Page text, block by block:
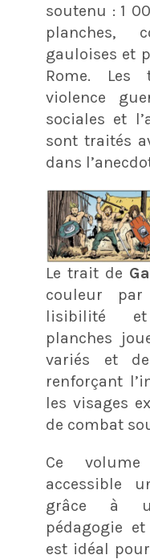
soutenu : 1
planches,
gauloises et
Rome. Les
violence
sociales et
sont traités
dans
Le trait de
couleur par
lisibilité et
planches
variés et
renforçant
les visages
de combat
Ce
accessible
grâce à
pédagogie
est idéal